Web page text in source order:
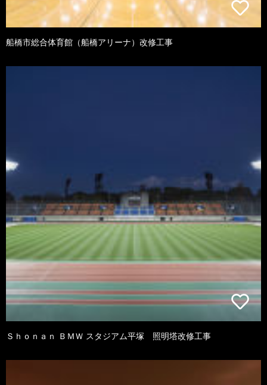
船橋市総合体育館（船橋アリーナ）改修工事
Ｓｈｏｎａｎ ＢＭＷ スタジアム平塚 照明塔改修工事